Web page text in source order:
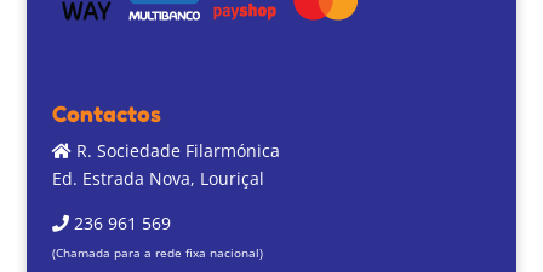
Contactos
R. Sociedade Filarmónica
Ed. Estrada Nova, Louriçal
236 961 569
(Chamada para a rede fixa nacional)